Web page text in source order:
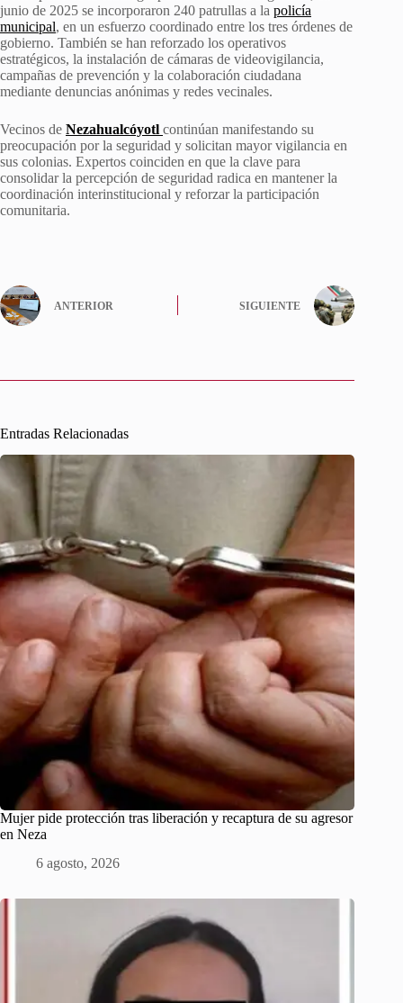
junio de 2025 se incorporaron 240 patrullas a la policía
municipal, en un esfuerzo coordinado entre los tres órdenes de
gobierno. También se han reforzado los operativos
estratégicos, la instalación de cámaras de videovigilancia,
campañas de prevención y la colaboración ciudadana
mediante denuncias anónimas y redes vecinales.
Vecinos de Nezahualcóyotl continúan manifestando su
preocupación por la seguridad y solicitan mayor vigilancia en
sus colonias. Expertos coinciden en que la clave para
consolidar la percepción de seguridad radica en mantener la
coordinación interinstitucional y reforzar la participación
comunitaria.
ANTERIOR SIGUIENTE
Entradas Relacionadas
Mujer pide protección tras liberación y recaptura de su agresor
en Neza
6 agosto, 2026